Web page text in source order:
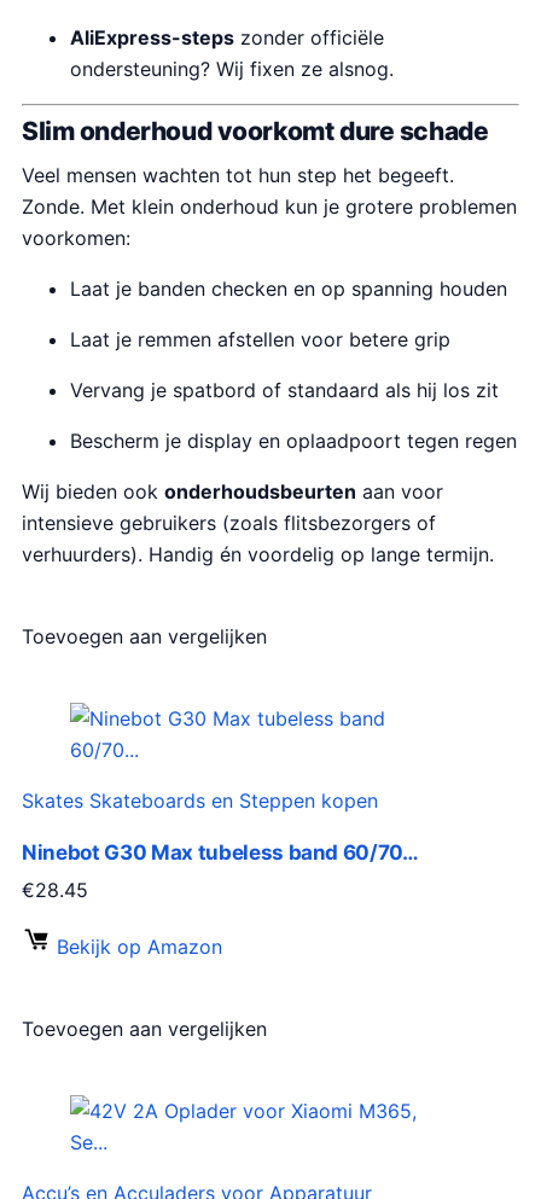
AliExpress-steps zonder officiële
ondersteuning? Wij fixen ze alsnog.
Slim onderhoud voorkomt dure schade
Veel mensen wachten tot hun step het begeeft.
Zonde. Met klein onderhoud kun je grotere problemen
voorkomen:
Laat je banden checken en op spanning houden
Laat je remmen afstellen voor betere grip
Vervang je spatbord of standaard als hij los zit
Bescherm je display en oplaadpoort tegen regen
Wij bieden ook onderhoudsbeurten aan voor
intensieve gebruikers (zoals flitsbezorgers of
verhuurders). Handig én voordelig op lange termijn.
Toevoegen aan vergelijken
Skates Skateboards en Steppen kopen
Ninebot G30 Max tubeless band 60/70…
€28.45
Bekijk op Amazon
Toevoegen aan vergelijken
Accu’s en Acculaders voor Apparatuur